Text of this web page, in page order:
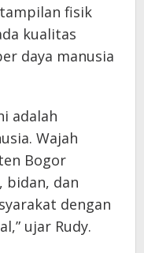
fisik
kualitas
daya manusia
adalah
Wajah
Bogor
dan
dengan
ujar Rudy.